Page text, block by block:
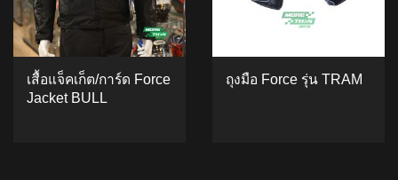
เสื้อแจ็คเก็ต/การ์ด Force
Jacket BULL
ถุงมือ Force รุ่น TRAM